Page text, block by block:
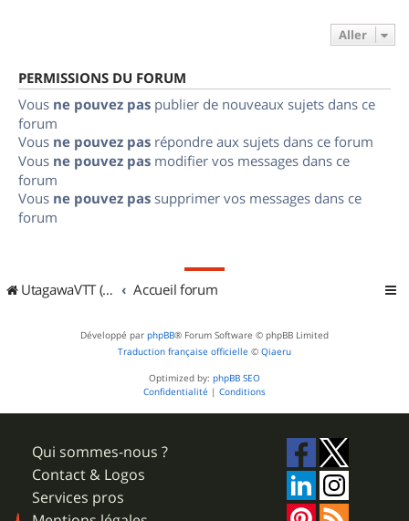
Aller
PERMISSIONS DU FORUM
Vous ne pouvez pas publier de nouveaux sujets dans ce
forum
Vous ne pouvez pas répondre aux sujets dans ce forum
Vous ne pouvez pas modifier vos messages dans ce
forum
Vous ne pouvez pas supprimer vos messages dans ce
forum
UtagawaVTT (Randos VTT et VTTAE avec traces GPS) Accueil forum
Développé par phpBB® Forum Software © phpBB Limited
Traduction française officielle © Qiaeru
Optimized by: phpBB SEO
Confidentialité | Conditions
Qui sommes-nous ?
Contact & Logos
Services pros